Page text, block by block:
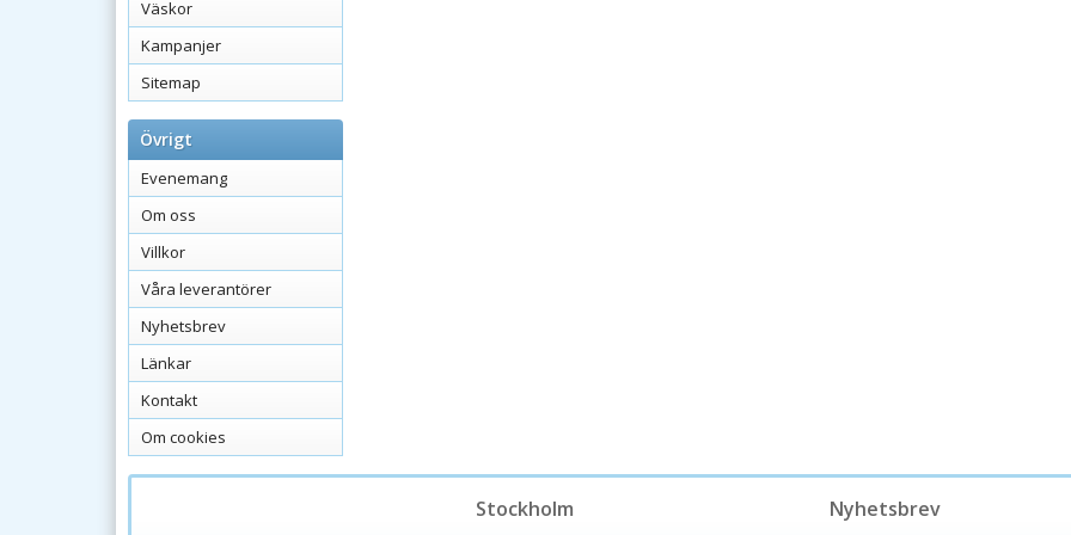
Väskor
Kampanjer
Sitemap
Övrigt
Evenemang
Om oss
Villkor
Våra leverantörer
Nyhetsbrev
Länkar
Kontakt
Om cookies
Stockholm Nyhetsbrev